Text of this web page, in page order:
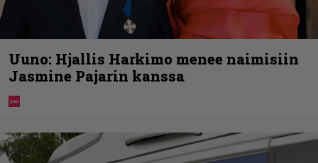
Uuno: Hjallis Harkimo menee naimisiin
Jasmine Pajarin kanssa